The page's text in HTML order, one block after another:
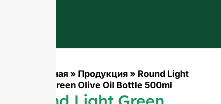
Главная» Продукция» Round Light
Green Olive Oil Bottle 500ml